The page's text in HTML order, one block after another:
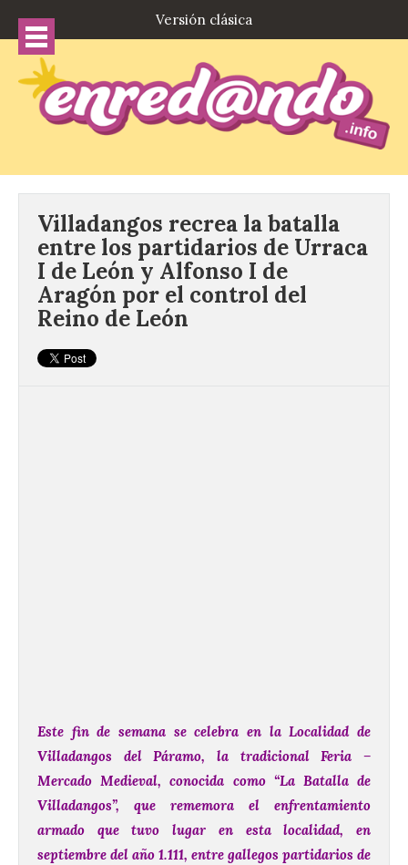
Versión clásica
Villadangos recrea la batalla
entre los partidarios de Urraca
I de León y Alfonso I de
Aragón por el control del
Reino de León
Este fin de semana se celebra en la Localidad de
Villadangos del Páramo, la tradicional Feria –
Mercado Medieval, conocida como “La Batalla de
Villadangos”, que rememora el enfrentamiento
armado que tuvo lugar en esta localidad, en
septiembre del año 1.111, entre gallegos partidarios de